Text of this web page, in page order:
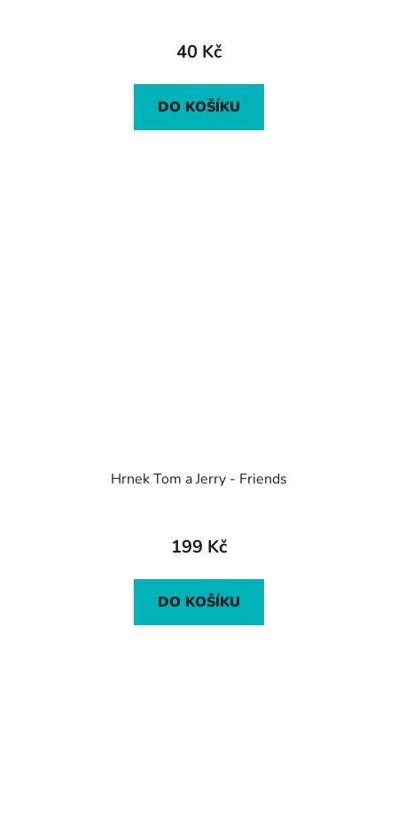
40 Kč
DO KOŠÍKU
Hrnek Tom a Jerry - Friends
199 Kč
DO KOŠÍKU